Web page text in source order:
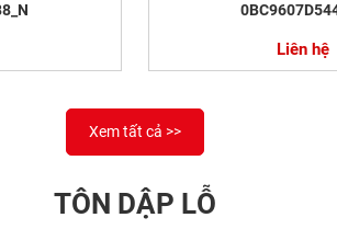
Liên hệ
Xem tất cả >>
TÔN DẬP LỖ